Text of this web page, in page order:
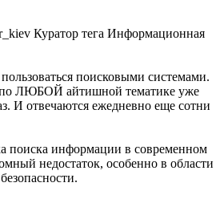
Куратор тега Информационная
поисковыми системами.
ЛЮБОЙ айтишной тематике уже
И отвечаются ежедневно еще сотни
поиска информации в современном
недостаток, особенно в области